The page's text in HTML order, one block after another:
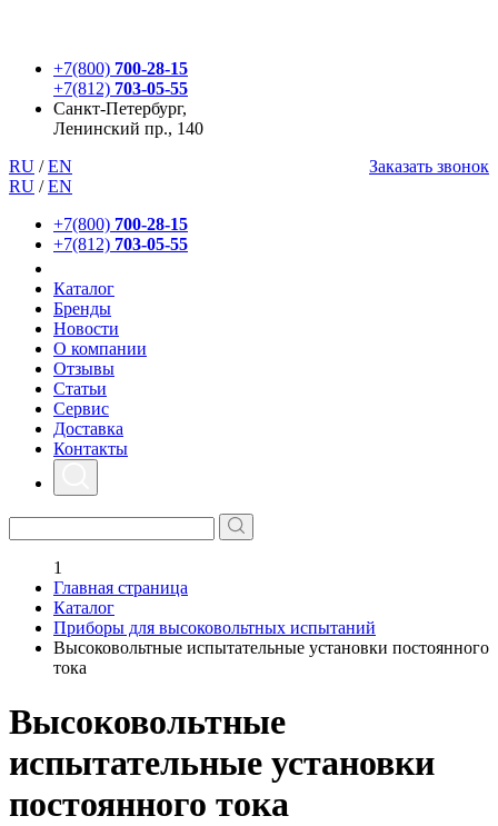
+7(800) 700-28-15
+7(812) 703-05-55
Санкт-Петербург,
Ленинский пр., 140
RU / EN
Заказать звонок
RU / EN
+7(800) 700-28-15
+7(812) 703-05-55
Каталог
Бренды
Новости
О компании
Отзывы
Статьи
Сервис
Доставка
Контакты
1
Главная страница
Каталог
Приборы для высоковольтных испытаний
Высоковольтные испытательные установки постоянного
тока
Высоковольтные
испытательные установки
постоянного тока